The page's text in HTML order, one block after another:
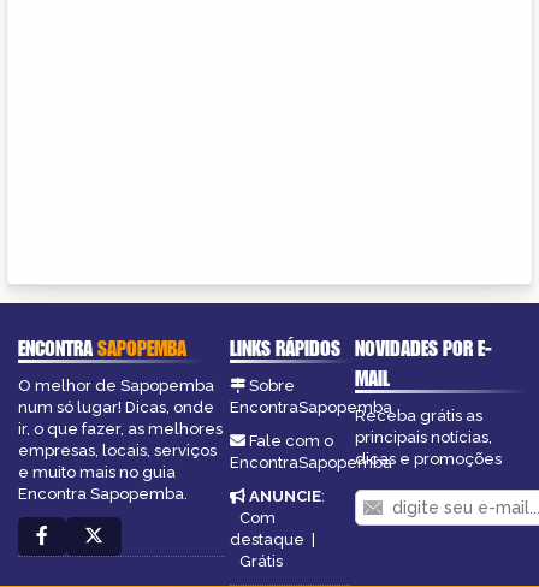
ENCONTRASAPOPEMBA
O melhor de Sapopemba
num só lugar! Dicas, onde
ir, o que fazer, as melhores
empresas, locais, serviços
e muito mais no guia
Encontra Sapopemba.
LINKS RÁPIDOS
Sobre
EncontraSapopemba
Fale com o
EncontraSapopemba
ANUNCIE:
Com
destaque |
Grátis
NOVIDADES POR E-
MAIL
Receba grátis as
principais notícias,
dicas e promoções